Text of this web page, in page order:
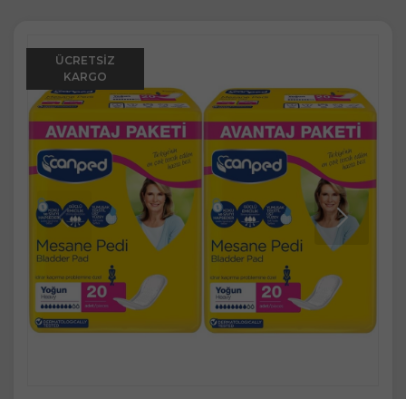
ÜCRETSIZ
KARGO